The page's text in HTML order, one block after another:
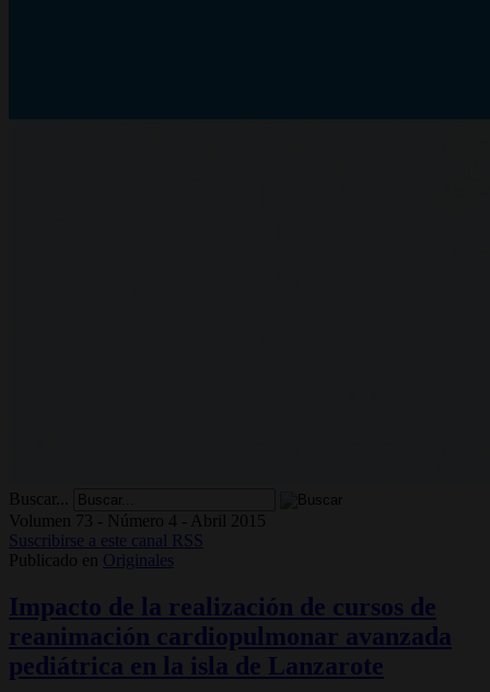
Buscar...
Volumen 73 - Número 4 - Abril 2015
Suscribirse a este canal RSS
Publicado en
Originales
Impacto de la realización de cursos de
reanimación cardiopulmonar avanzada
pediátrica en la isla de Lanzarote